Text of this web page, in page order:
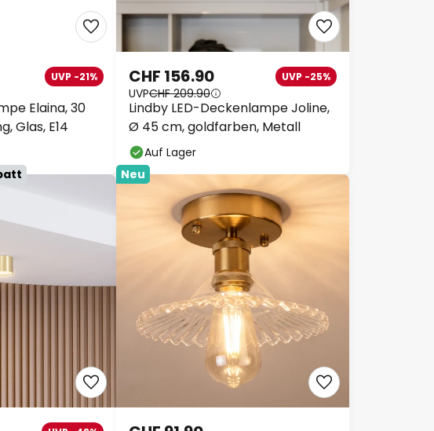
Elaina, 30
Glas, E14
UVP -21%
Lindby LED-Deckenlampe Joline,
Ø 45 cm, goldfarben, Metall
CHF 156.90 UVP -25%
UVPCHF 209.90
Auf Lager
Neu